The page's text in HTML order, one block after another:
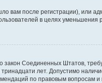
после регистрации), или
в целях
закон Соединенных Штатов,
лет. Допустимо
по правовым вопросам